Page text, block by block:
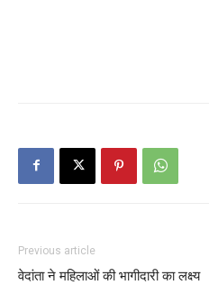
Previous article
वेदांता ने महिलाओं की भागीदारी का लक्ष्य